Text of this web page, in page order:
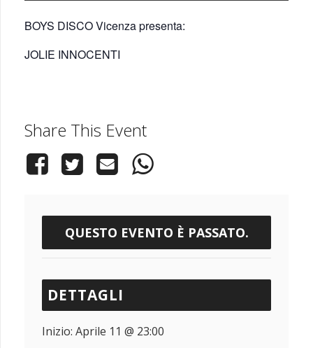
BOYS DISCO Vicenza presenta:
JOLIE INNOCENTI
Share This Event
QUESTO EVENTO È PASSATO.
DETTAGLI
Inizio: Aprile 11 @ 23:00